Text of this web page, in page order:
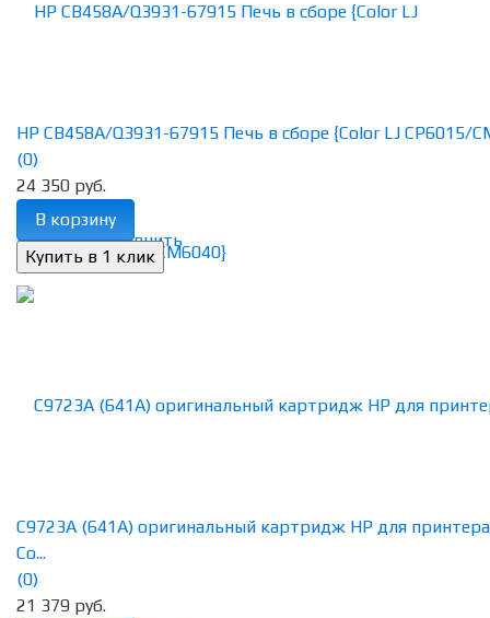
избранное сравнить
HP CB458A/Q3931-67915 Печь в сборе {Color LJ CP6015/
(0)
24 350 руб.
В корзину
C9723A (641A) оригинальный картридж HP для
Co...
(0)
21 379 руб.